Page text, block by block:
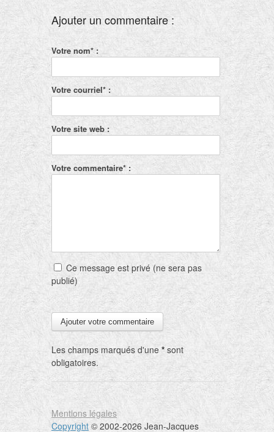
Ajouter un commentaire :
Votre nom* :
Votre courriel* :
Votre site web :
Votre commentaire* :
Ce message est privé (ne sera pas
publié)
Les champs marqués d'une* sont
obligatoires.
Mentions légales
Copyright© 2002-2026 Jean-Jacques